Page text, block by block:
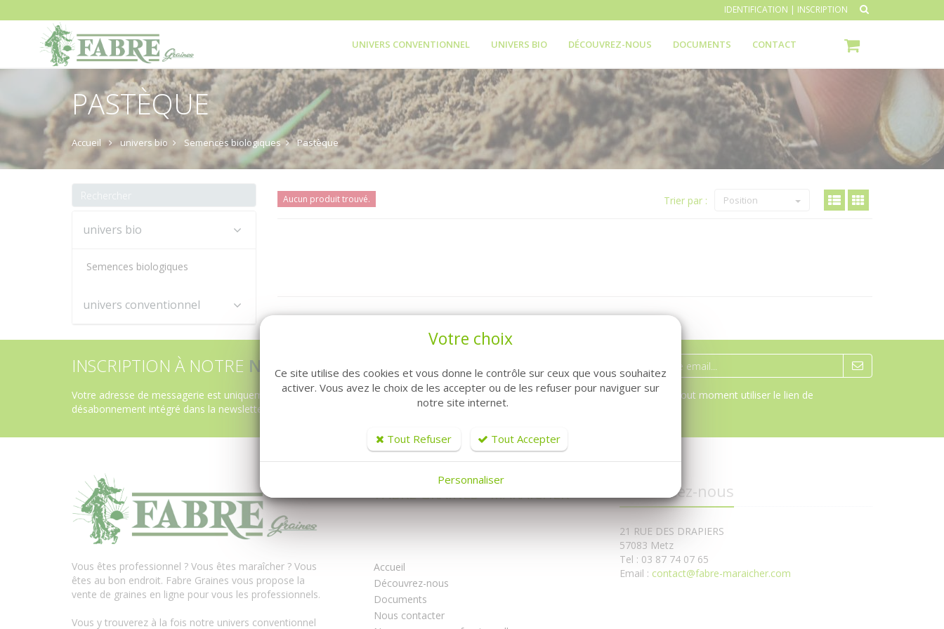
IDENTIFICATION | INSCRIPTION
UNIVERS CONVENTIONNEL UNIVERS BIO DÉCOUVREZ-NOUS DOCUMENTS CONTACT
PASTÈQUE
Accueil univers bio Semences biologiques Pastèque
univers bio
Semences biologiques
univers conventionnel
Aucun produit trouvé. Trier par : Position
INSCRIPTION À NOTRE NEWSLETTER
Votre adresse de messagerie est uniquement utilisée pour vous envoyer les lettres d'information de Fabre maraicher. Vous pouvez à tout moment utiliser le lien de
désabonnement intégré dans la newsletter.
En savoir plus sur la gestion de vos données et vos droits
Vous êtes professionnel ? Vous êtes maraîcher ? Vous
êtes au bon endroit. Fabre Graines vous propose la
vente de graines en ligne pour vous les professionnels.
Vous y trouverez à la fois notre univers conventionnel
FABRE GRAINES - MARAICHER
Accueil
Découvrez-nous
Documents
Nous contacter
Contactez-nous
21 RUE DES DRAPIERS
57083 Metz
Tel : 03 87 74 07 65
Email : contact@fabre-maraicher.com
Votre choix
Ce site utilise des cookies et vous donne le contrôle sur ceux que vous souhaitez
activer. Vous avez le choix de les accepter ou de les refuser pour naviguer sur
notre site internet.
Tout Refuser Tout Accepter
Personnaliser